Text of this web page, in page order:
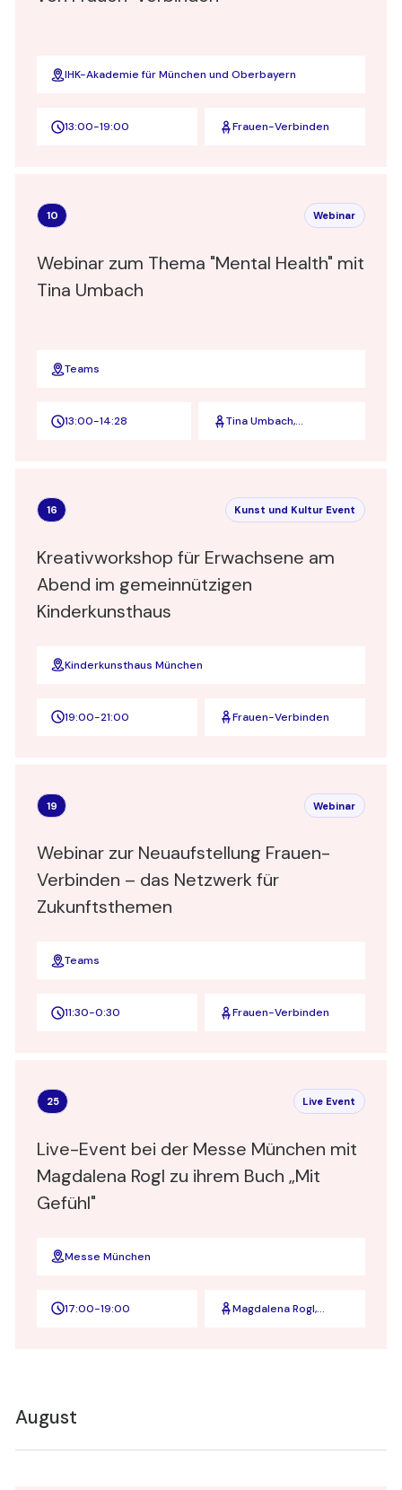
IHK-Akademie für München und Oberbayern
13:00-19:00 Frauen-Verbinden
10 Webinar
Webinar zum Thema "Mental Health" mit
Tina Umbach
Teams
13:00-14:28
Tina Umbach,
organization I Managing
Director Corporate
16 Kunst und Kultur Event
Kreativworkshop für Erwachsene am
Abend im gemeinnützigen
Kinderkunsthaus
Kinderkunsthaus München
19:00-21:00 Frauen-Verbinden
19 Webinar
Webinar zur Neuaufstellung Frauen-
Verbinden – das Netzwerk für
Zukunftsthemen
Teams
11:30-0:30 Frauen-Verbinden
25 Live Event
Live-Event bei der Messe München mit
Magdalena Rogl zu ihrem Buch „Mit
Gefühl"
Messe München
17:00-19:00
Magdalena Rogl,
August